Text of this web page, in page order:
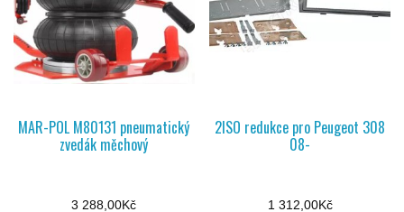
MAR-POL M80131 pneumatický
zvedák měchový
3 288,00Kč
2ISO redukce pro Peugeot 308
08-
1 312,00Kč